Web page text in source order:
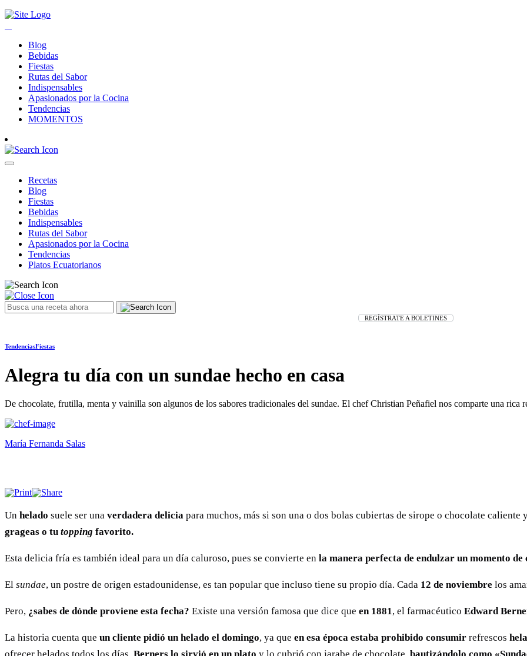
Blog
Bebidas
Fiestas
Rutas del Sabor
Indispensables
Apasionados por la Cocina
Tendencias
MOMENTOS
Recetas
Blog
Fiestas
Bebidas
Indispensables
Rutas del Sabor
Apasionados por la Cocina
Tendencias
Platos Ecuatorianos
REGÍSTRATE A BOLETINES
TendenciasFiestas
Alegra tu día con un sundae hecho en casa
De chocolate, frutilla, menta y vainilla son algunos de los sabores tradicionales del sundae. El chef Christian Peñafiel nos comparte una rica
María Fernanda Salas
Un helado suele ser una verdadera delicia para muchos, más si son una o dos bolas cubiertas de sirope o chocolate caliente
grageas o tu topping favorito.
Esta delicia fría es también ideal para un día caluroso, pues se convierte en la manera perfecta de endulzar un momento de
El sundae, un postre de origen estadounidense, es tan popular que incluso tiene su propio día. Cada 12 de noviembre los
Pero, ¿sabes de dónde proviene esta fecha? Existe una versión famosa que dice que en 1881, el farmacéutico Edward
La historia cuenta que un cliente pidió un helado el domingo, ya que en esa época estaba prohibido consumir refrescos